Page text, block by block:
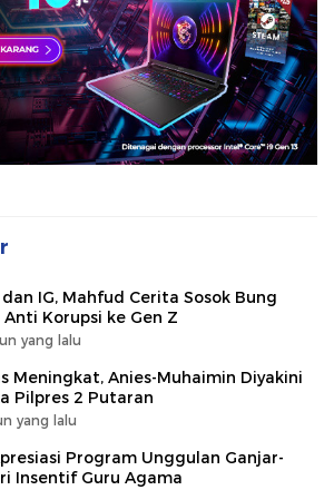
IG, Mahfud Cerita Sosok Bung
Korupsi ke Gen Z
yang lalu
Meningkat, Anies-Muhaimin Diyakini
Pilpres 2 Putaran
yang lalu
Program Unggulan Ganjar-
Insentif Guru Agama